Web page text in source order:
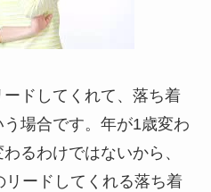
ドしてくれて、落ち着
場合です。年が1歳変わ
るわけではないから、
ードしてくれる落ち着